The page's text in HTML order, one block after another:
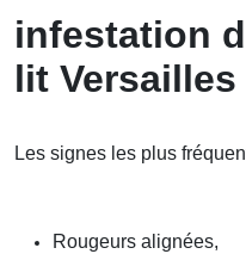
infestation
lit Versailles
Les signes les plus
Rougeurs alignées,